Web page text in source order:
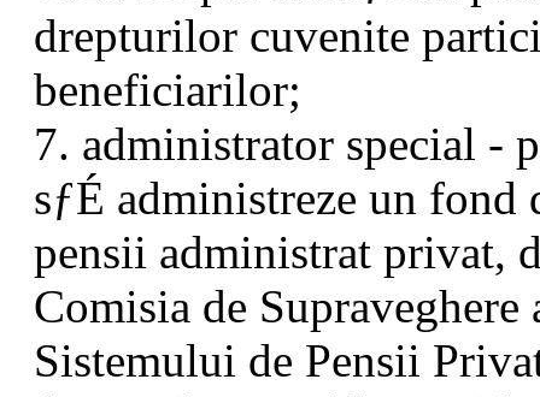
drepturilor cuvenite
beneficiarilor;
7. administrator special -
sƒÉ administreze un fond
pensii administrat privat,
Comisia de Supraveghere
Sistemului de Pensii